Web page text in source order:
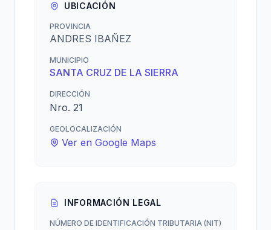
UBICACIÓN
PROVINCIA
ANDRES IBAÑEZ
MUNICIPIO
SANTA CRUZ DE LA SIERRA
DIRECCIÓN
Nro. 21
GEOLOCALIZACIÓN
Ver en Google Maps
INFORMACIÓN LEGAL
NÚMERO DE IDENTIFICACIÓN TRIBUTARIA (NIT)